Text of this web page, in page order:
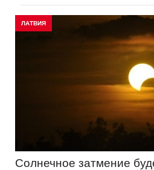
ЛАТВИЯ
Солнечное затмение